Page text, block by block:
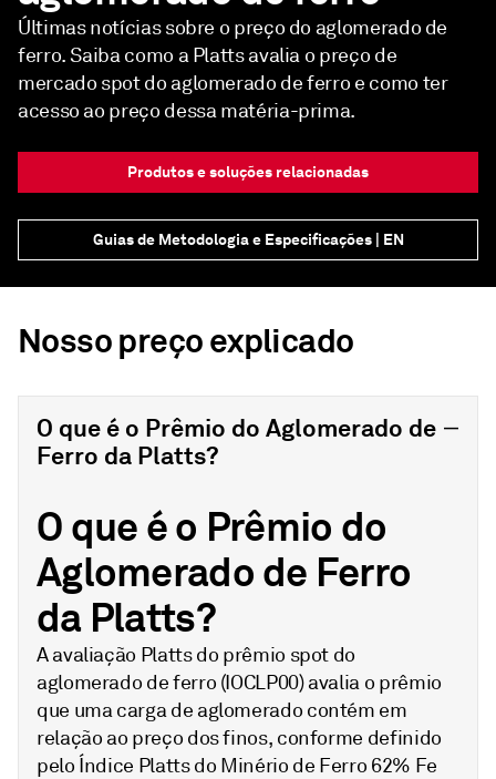
Últimas notícias sobre o preço do aglomerado de
ferro. Saiba como a Platts avalia o preço de
mercado spot do aglomerado de ferro e como ter
acesso ao preço dessa matéria-prima.
Produtos e soluções relacionadas
Guias de Metodologia e Especificações | EN
Nosso preço explicado
O que é o Prêmio do Aglomerado de
Ferro da Platts?
O que é o Prêmio do
Aglomerado de Ferro
da Platts?
A avaliação Platts do prêmio spot do
aglomerado de ferro (IOCLP00) avalia o prêmio
que uma carga de aglomerado contém em
relação ao preço dos finos, conforme definido
pelo Índice Platts do Minério de Ferro 62% Fe